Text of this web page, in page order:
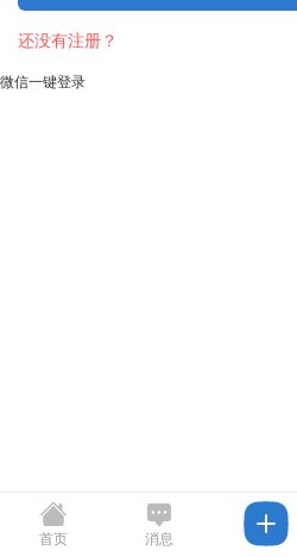
还没有注册？
微信一键登录
首页 消息